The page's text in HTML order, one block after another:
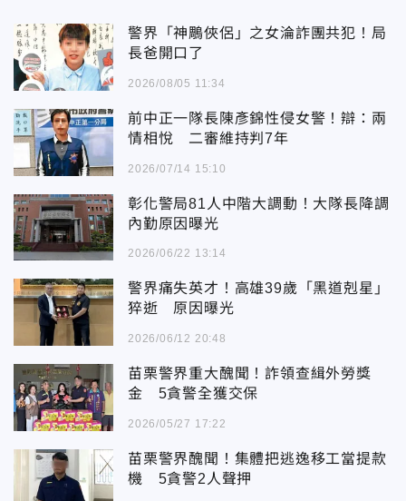
警界「神鵰俠侶」之女淪詐團共犯！局
長爸開口了
2026/08/05 11:34
前中正一隊長陳彥錦性侵女警！辯：兩
情相悅 二審維持判7年
2026/07/14 15:10
彰化警局81人中階大調動！大隊長降調
內勤原因曝光
2026/06/22 13:14
警界痛失英才！高雄39歲「黑道剋星」
猝逝 原因曝光
2026/06/12 20:48
苗栗警界重大醜聞！詐領查緝外勞獎
金 5貪警全獲交保
2026/05/27 17:22
苗栗警界醜聞！集體把逃逸移工當提款
機 5貪警2人聲押